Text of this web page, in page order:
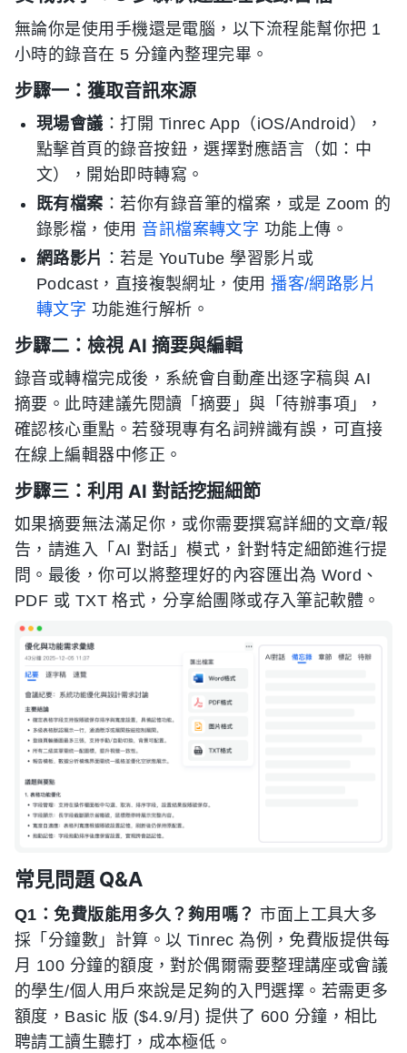
無論你是使用手機還是電腦，以下流程能幫你把 1
小時的錄音在 5 分鐘內整理完畢。
步驟一：獲取音訊來源
現場會議 ：打開 Tinrec App（iOS/Android），
點擊首頁的錄音按鈕，選擇對應語言（如：中
文），開始即時轉寫。
既有檔案 ：若你有錄音筆的檔案，或是 Zoom 的
錄影檔，使用 音訊檔案轉文字 功能上傳。
網路影片 ：若是 YouTube 學習影片或
Podcast，直接複製網址，使用播客/網路影片
轉文字 功能進行解析。
步驟二：檢視 AI 摘要與編輯
錄音或轉檔完成後，系統會自動產出逐字稿與 AI
摘要。此時建議先閱讀「摘要」與「待辦事項」，
確認核心重點。若發現專有名詞辨識有誤，可直接
在線上編輯器中修正。
步驟三：利用 AI 對話挖掘細節
如果摘要無法滿足你，或你需要撰寫詳細的文章/報
告，請進入「AI 對話」模式，針對特定細節進行提
問。最後，你可以將整理好的內容匯出為 Word、
PDF 或 TXT 格式，分享給團隊或存入筆記軟體。
常見問題 Q&A
Q1：免費版能用多久？夠用嗎？ 市面上工具大多
採「分鐘數」計算。以 Tinrec 為例，免費版提供每
月 100 分鐘的額度，對於偶爾需要整理講座或會議
的學生/個人用戶來說是足夠的入門選擇。若需更多
額度，Basic 版 ($4.9/月) 提供了 600 分鐘，相比
聘請工讀生聽打，成本極低。